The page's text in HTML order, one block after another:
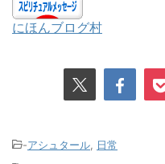
にほんブログ村
-アシュタール
日常